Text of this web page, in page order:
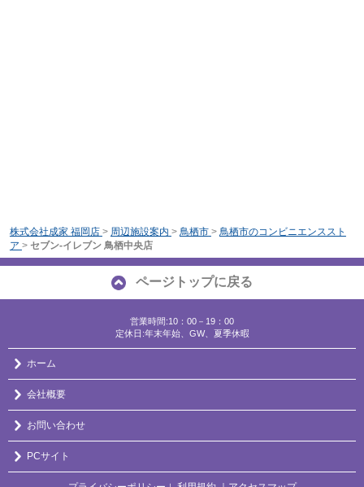
株式会社成家 福岡店 > 周辺施設案内 > 鳥栖市 > 鳥栖市のコンビニエンススト
ア > セブン-イレブン 鳥栖中央店
ページトップに戻る
営業時間:10：00－19：00
定休日:年末年始、GW、夏季休暇
ホーム
会社概要
お問い合わせ
PCサイト